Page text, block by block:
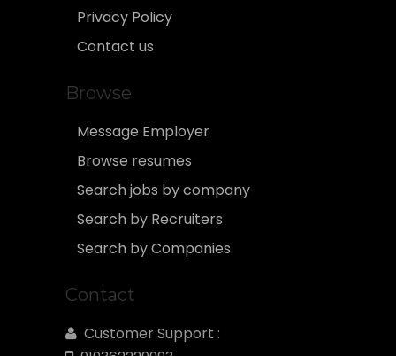
Privacy Policy
Contact us
Browse
Message Employer
Browse resumes
Search jobs by company
Search by Recruiters
Search by Companies
Contact
Customer Support :